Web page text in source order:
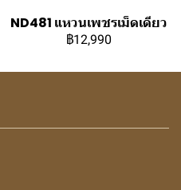
ND481 แหวนเพชรเม็ดเดียว
฿12,990